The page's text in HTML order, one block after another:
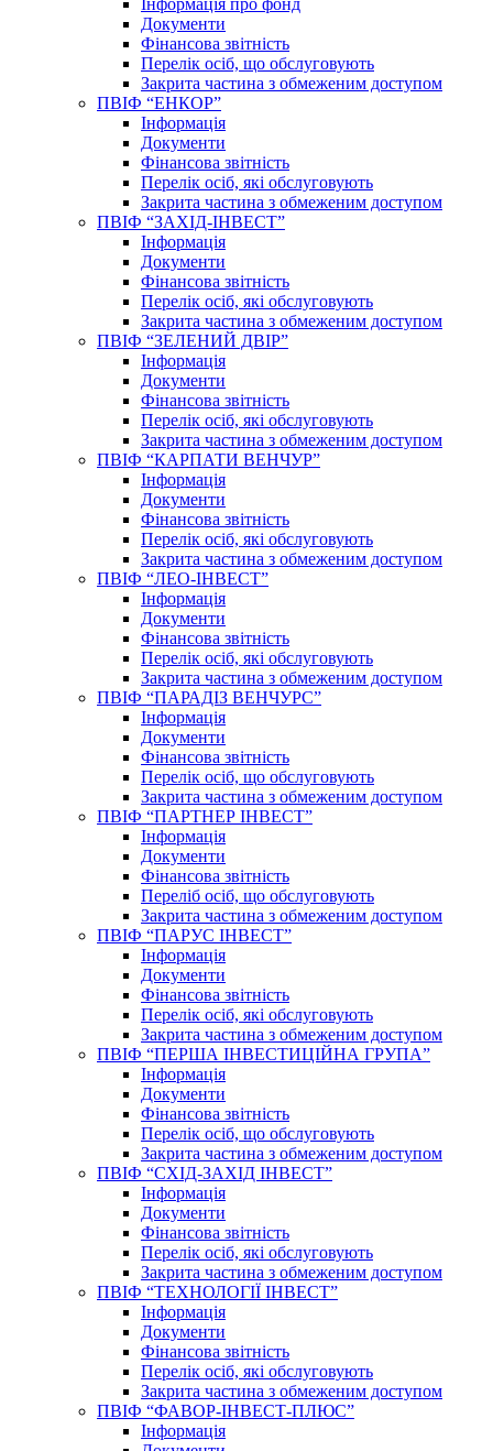
Інформація про фонд
Документи
Фінансова звітність
Перелік осіб, що обслуговують
Закрита частина з обмеженим доступом
ПВІФ “ЕНКОР”
Інформація
Документи
Фінансова звітність
Перелік осіб, які обслуговують
Закрита частина з обмеженим доступом
ПВІФ “ЗАХІД-ІНВЕСТ”
Інформація
Документи
Фінансова звітність
Перелік осіб, які обслуговують
Закрита частина з обмеженим доступом
ПВІФ “ЗЕЛЕНИЙ ДВІР”
Інформація
Документи
Фінансова звітність
Перелік осіб, які обслуговують
Закрита частина з обмеженим доступом
ПВІФ “КАРПАТИ ВЕНЧУР”
Інформація
Документи
Фінансова звітність
Перелік осіб, які обслуговують
Закрита частина з обмеженим доступом
ПВІФ “ЛЕО-ІНВЕСТ”
Інформація
Документи
Фінансова звітність
Перелік осіб, які обслуговують
Закрита частина з обмеженим доступом
ПВІФ “ПАРАДІЗ ВЕНЧУРС”
Інформація
Документи
Фінансова звітність
Перелік осіб, що обслуговують
Закрита частина з обмеженим доступом
ПВІФ “ПАРТНЕР ІНВЕСТ”
Інформація
Документи
Фінансова звітність
Переліб осіб, що обслуговують
Закрита частина з обмеженим доступом
ПВІФ “ПАРУС ІНВЕСТ”
Інформація
Документи
Фінансова звітність
Перелік осіб, які обслуговують
Закрита частина з обмеженим доступом
ПВІФ “ПЕРША ІНВЕСТИЦІЙНА ГРУПА”
Інформація
Документи
Фінансова звітність
Перелік осіб, що обслуговують
Закрита частина з обмеженим доступом
ПВІФ “СХІД-ЗАХІД ІНВЕСТ”
Інформація
Документи
Фінансова звітність
Перелік осіб, які обслуговують
Закрита частина з обмеженим доступом
ПВІФ “ТЕХНОЛОГІЇ ІНВЕСТ”
Інформація
Документи
Фінансова звітність
Перелік осіб, які обслуговують
Закрита частина з обмеженим доступом
ПВІФ “ФАВОР-ІНВЕСТ-ПЛЮС”
Інформація